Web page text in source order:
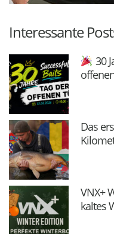
Interessante
30
Das
VNX+
kaltes